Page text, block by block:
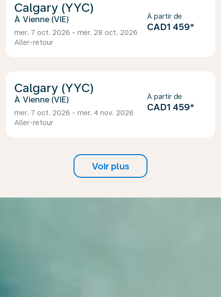
Calgary (YYC)
Vienne (VIE)
mer. 7 oct. 2026 - mer. 28 oct. 2026
Aller-retour
À partir de
CAD1 459*
Calgary (YYC)
Vienne (VIE)
mer. 7 oct. 2026 - mer. 4 nov. 2026
Aller-retour
À partir de
CAD1 459*
Voir plus